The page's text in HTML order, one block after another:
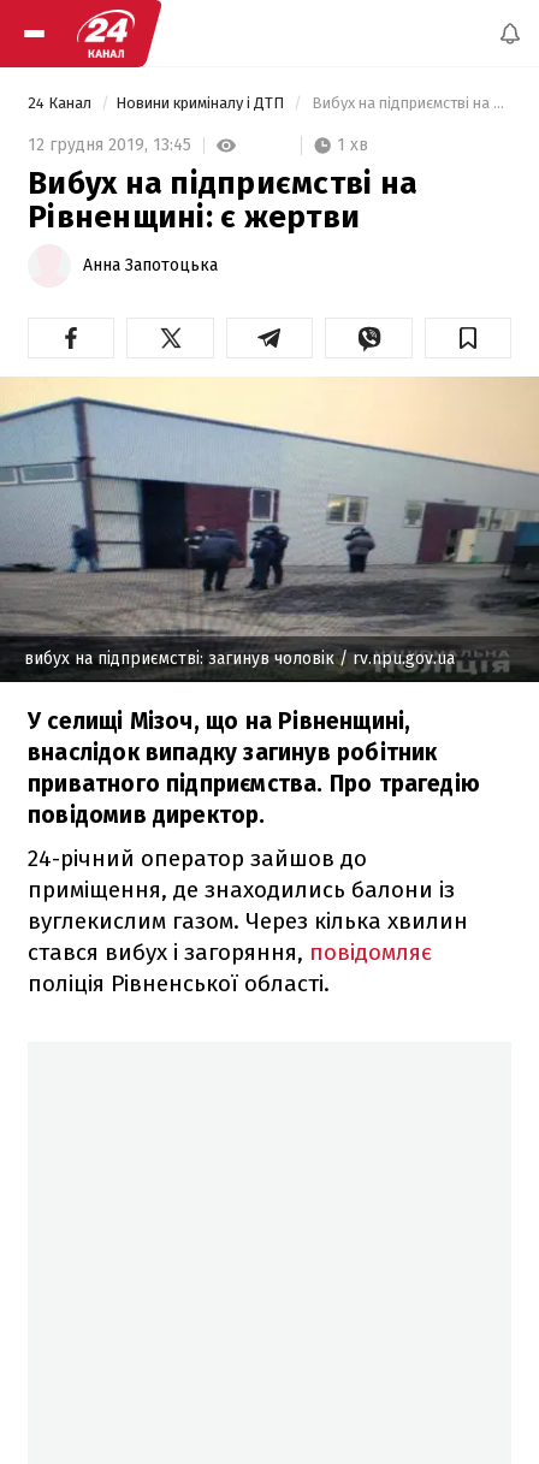
24 Канал Новини криміналу і ДТП Вибух на підприємстві на Рівненщині: є жертви
12 грудня 2019, 13:45 1 хв
Вибух на підприємстві на
Рівненщині: є жертви
Анна Запотоцька
вибух на підприємстві: загинув чоловік/ rv.npu.gov.ua
У селищі Мізоч, що на Рівненщині,
внаслідок випадку загинув робітник
приватного підприємства. Про трагедію
повідомив директор.
24-річний оператор зайшов до
приміщення, де знаходились балони із
вуглекислим газом. Через кілька хвилин
стався вибух і загоряння, повідомляє
поліція Рівненської області.